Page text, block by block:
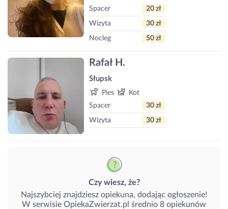
Spacer
20 zł
Wizyta 30 zł
Nocleg 50 zł
Rafał H.
Słupsk
Pies
Kot
Spacer
30 zł
Wizyta 30 zł
Czy wiesz, że?
Najszybciej znajdziesz opiekuna, dodając ogłoszenie!
W serwisie OpiekaZwierzat.pl średnio 8 opiekunów